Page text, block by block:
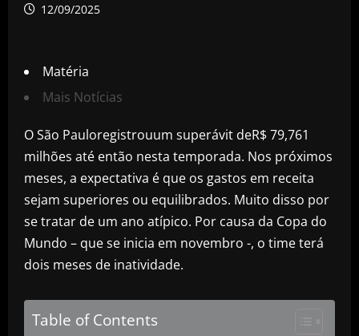
12/09/2025
Matéria
Mais Notícias
O São Pauloregistrouum superávit deR$ 79,761
milhões até então nesta temporada. Nos próximos
meses, a expectativa é que os gastos em receita
sejam superiores ou equilibrados. Muito disso por
se tratar de um ano atípico. Por causa da Copa do
Mundo – que se inicia em novembro -, o time terá
dois meses de inatividade.
Table of Contents